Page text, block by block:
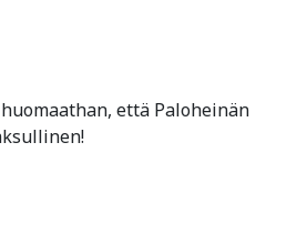
että Paloheinän